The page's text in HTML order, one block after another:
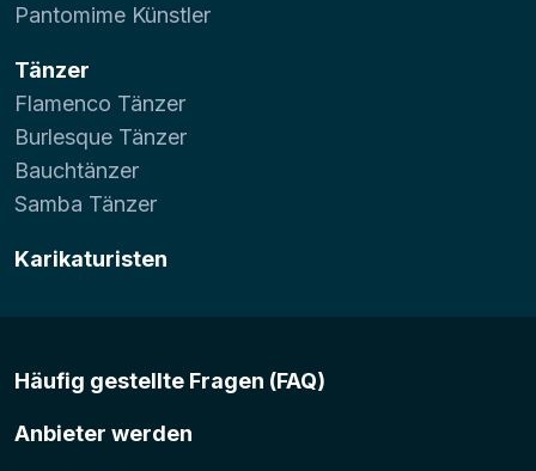
Pantomime Künstler
Tänzer
Flamenco Tänzer
Burlesque Tänzer
Bauchtänzer
Samba Tänzer
Karikaturisten
Häufig gestellte Fragen (FAQ)
Anbieter werden